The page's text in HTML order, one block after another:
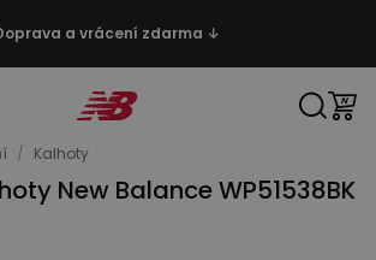
a vrácení zdarma ↓
/ Kalhoty
New Balance WP51538BK